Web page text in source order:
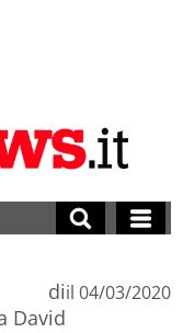
di
David
il 04/03/2020